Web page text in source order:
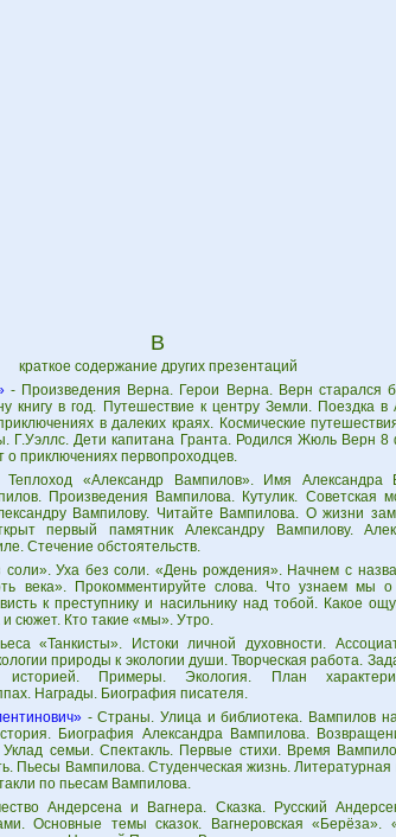
В
краткое содержание других презентаций
- Произведения Верна. Герои Верна. Верн старался
книгу в год. Путешествие к центру Земли. Поездка в
в далеких краях. Космические
Г.Уэллс. Дети капитана Гранта. Родился Жюль Верн 8
приключениях первопроходцев.
«Александр Вампилов». Имя Александра
Произведения Вампилова. Кутулик. Советская
Вампилову. Читайте Вампилова. О жизни
первый памятник Александру Вампилову.
Стечение обстоятельств.
Уха без соли. «День рождения». Начнем с
века». Прокомментируйте слова. Что узнаем мы
к преступнику и насильнику над тобой. Какое
и сюжет. Кто такие «мы». Утро.
«Танкисты». Истоки личной духовности.
природы к экологии души. Творческая работа.
Примеры. Экология. План
Награды. Биография писателя.
- Страны. Улица и библиотека. Вампилов
Биография Александра Вампилова.
семьи. Спектакль. Первые стихи. Время
Пьесы Вампилова. Студенческая жизнь.
по пьесам Вампилова.
Андерсена и Вагнера. Сказка. Русский
Основные темы сказок. Вагнеровская «Берёза».